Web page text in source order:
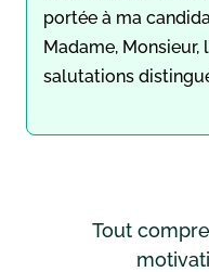
portée à ma
Madame, Monsieur,
salutations
Tout